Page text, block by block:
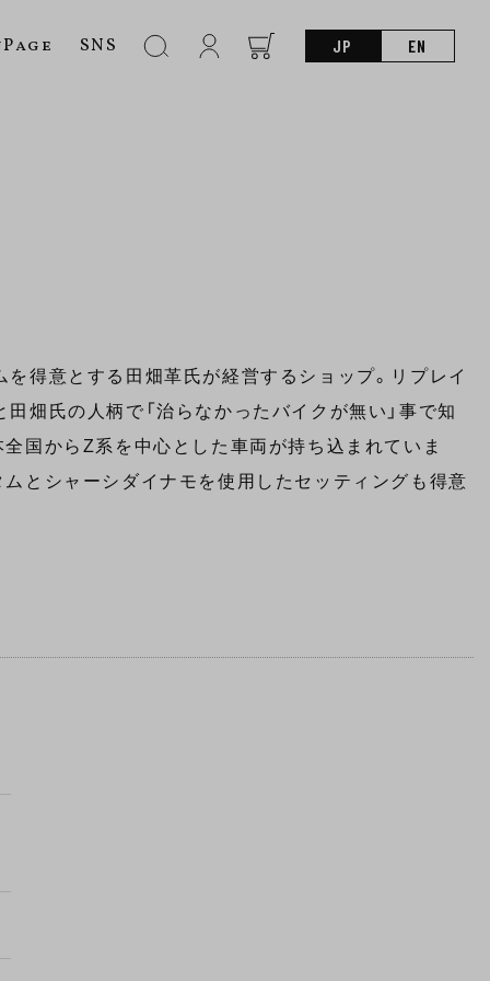
SNS JP EN
得意とする田畑革氏が経営するショップ。リプレイ
畑氏の人柄で「治らなかったバイクが無い」事で知
国からZ系を中心とした車両が持ち込まれていま
とシャーシダイナモを使用したセッティングも得意